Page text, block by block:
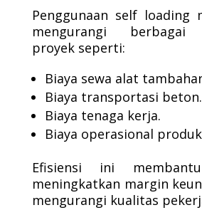
Penggunaan self loading
mengurangi berbagai
proyek seperti:
Biaya sewa alat
Biaya transportasi beton.
Biaya tenaga kerja.
Biaya operasional
Efisiensi ini
meningkatkan margin
mengurangi kualitas